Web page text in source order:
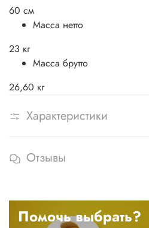
60 см
Масса нетто
23 кг
Масса брутто
26,60 кг
Характеристики
Отзывы
Помочь выбрать?